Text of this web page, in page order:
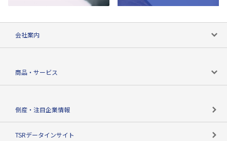
会社案内
商品・サービス
倒産・注目企業情報
TSRデータインサイト